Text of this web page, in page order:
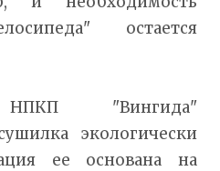
остается
НПКП "Вингида"
экологически
ее основана на